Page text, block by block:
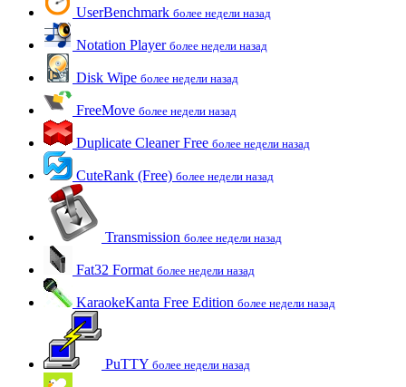
UserBenchmark более недели назад
Notation Player более недели назад
Disk Wipe более недели назад
FreeMove более недели назад
Duplicate Cleaner Free более недели назад
CuteRank (Free) более недели назад
Transmission более недели назад
Fat32 Format более недели назад
KaraokeKanta Free Edition более недели назад
PuTTY более недели назад